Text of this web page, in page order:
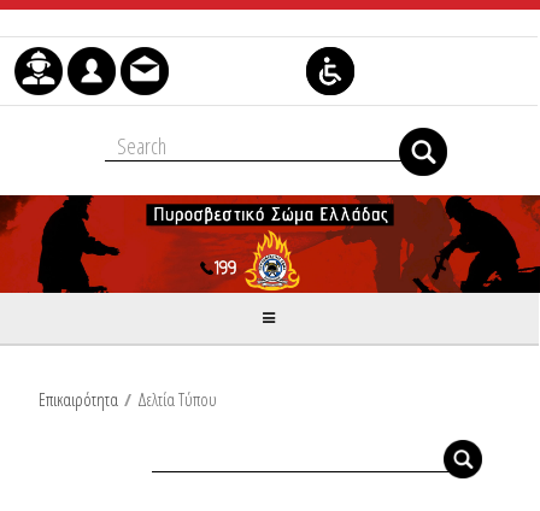
Skip to Content
Επικαιρότητα / Δελτία Τύπου